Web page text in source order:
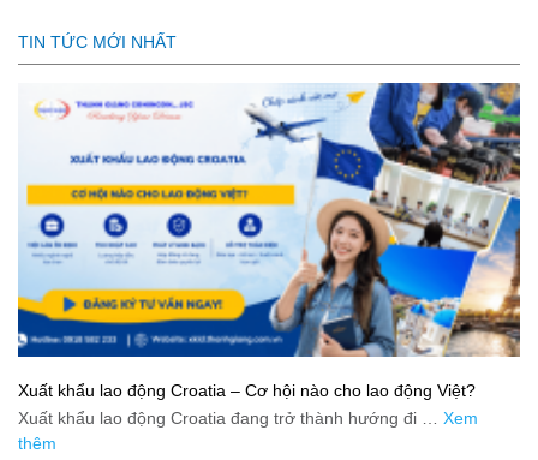
TIN TỨC MỚI NHẤT
Xuất khẩu lao động Croatia – Cơ hội nào cho lao động Việt?
Xuất khẩu lao động Croatia đang trở thành hướng đi … Xem
thêm